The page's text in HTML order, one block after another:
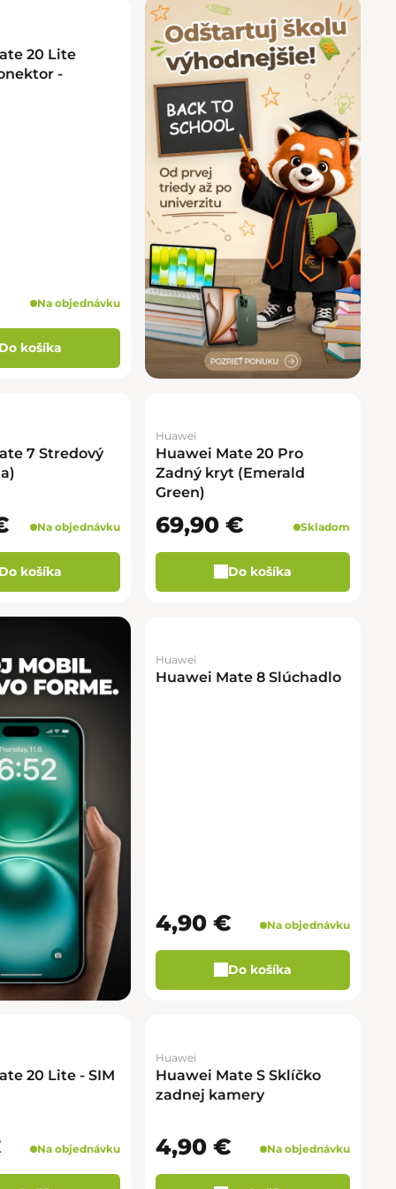
20 Lite
-
Na objednávku
Do košíka
7 Stredový
Na objednávku
Do košíka
Huawei
Huawei Mate 20 Pro
Zadný kryt (Emerald
Green)
69,90 € Skladom
Do košíka
Huawei
Huawei Mate 8 Slúchadlo
4,90 € Na objednávku
Do košíka
20 Lite - SIM
Na objednávku
Huawei
Huawei Mate S Sklíčko
zadnej kamery
4,90 € Na objednávku